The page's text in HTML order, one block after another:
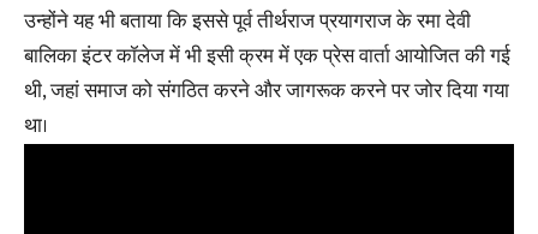
उन्होंने यह भी बताया कि इससे पूर्व तीर्थराज प्रयागराज के रमा देवी
बालिका इंटर कॉलेज में भी इसी क्रम में एक प्रेस वार्ता आयोजित की गई
थी, जहां समाज को संगठित करने और जागरूक करने पर जोर दिया गया
था।